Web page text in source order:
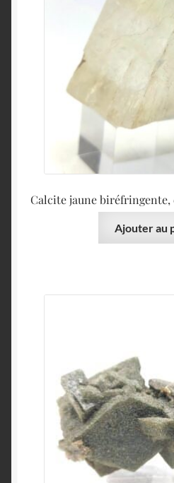
Calcite jaune biréfringente,
Ajouter au